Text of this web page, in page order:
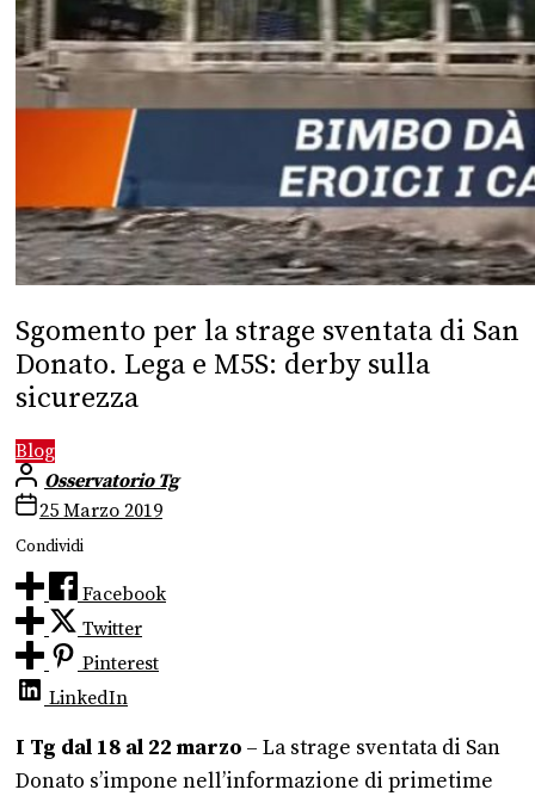
Sgomento per la strage sventata di San
Donato. Lega e M5S: derby sulla
sicurezza
Blog
Osservatorio Tg
25 Marzo 2019
Condividi
Facebook
Twitter
Pinterest
LinkedIn
I Tg dal 18 al 22 marzo – La strage sventata di San
Donato s’impone nell’informazione di primetime